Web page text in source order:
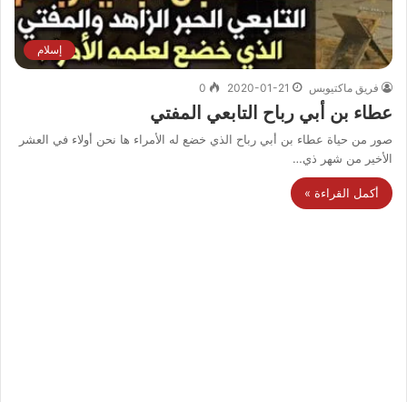
إسلام
فريق ماكتيوبس 2020-01-21
0
عطاء بن أبي رباح التابعي المفتي
صور من حياة عطاء بن أبي رباح الذي خضع له الأمراء ها نحن أولاء في العشر
الأخير من شهر ذي…
أكمل القراءة »